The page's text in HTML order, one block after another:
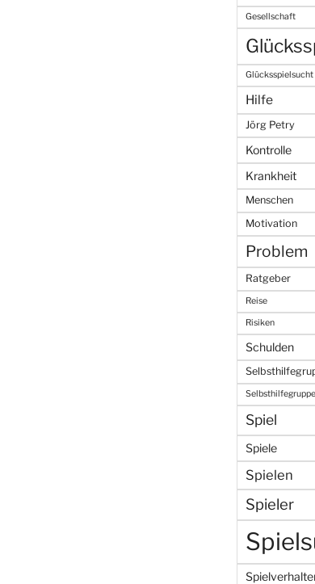
Gesellschaft
Glücksspielsucht
Hilfe
Jörg Petry
Kontrolle
Krankheit
Menschen
Motivation
Problem
Ratgeber
Reise
Risiken
Schulden
Spiel
Spiele
Spielen
Spieler